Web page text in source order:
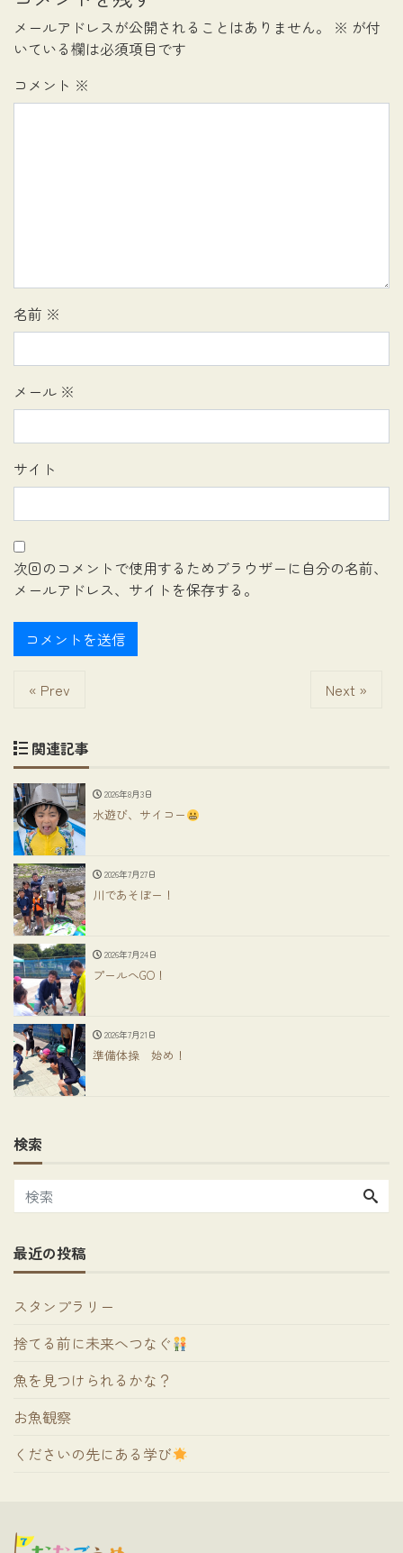
メールアドレスが公開されることはありません。 ※ が付
いている欄は必須項目です
コメント ※
名前 ※
メール ※
サイト
次回のコメントで使用するためブラウザーに自分の名前、
メールアドレス、サイトを保存する。
« Prev Next »
関連記事
2026年8月3日
水遊び、サイコー
2026年7月27日
川であそぼー！
2026年7月24日
プールへGO！
2026年7月21日
準備体操 始め！
検索
最近の投稿
スタンプラリー
捨てる前に未来へつなぐ
魚を見つけられるかな？
お魚観察
くださいの先にある学び